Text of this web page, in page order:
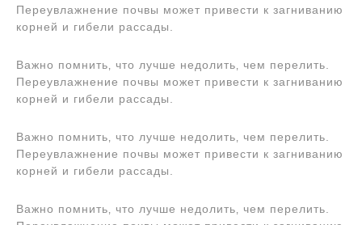
Переувлажнение почвы может привести к загниванию
корней и гибели рассады.
Важно помнить‚ что лучше недолить‚ чем перелить.
Переувлажнение почвы может привести к загниванию
корней и гибели рассады.
Важно помнить‚ что лучше недолить‚ чем перелить.
Переувлажнение почвы может привести к загниванию
корней и гибели рассады.
Важно помнить‚ что лучше недолить‚ чем перелить.